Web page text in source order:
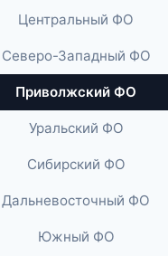
Центральный ФО
Северо-Западный ФО
Приволжский ФО
Уральский ФО
Сибирский ФО
Дальневосточный ФО
Южный ФО